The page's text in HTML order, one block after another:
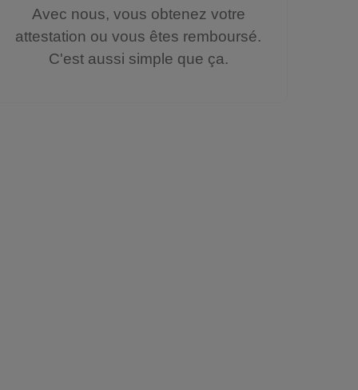
Avec nous, vous obtenez votre
attestation ou vous êtes remboursé.
C'est aussi simple que ça.